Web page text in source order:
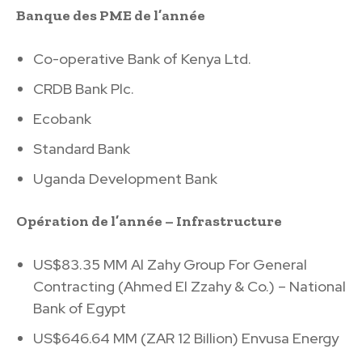
Banque des PME de l’année
Co-operative Bank of Kenya Ltd.
CRDB Bank Plc.
Ecobank
Standard Bank
Uganda Development Bank
Opération de l’année – Infrastructure
US$83.35 MM Al Zahy Group For General
Contracting (Ahmed El Zzahy & Co.) – National
Bank of Egypt
US$646.64 MM (ZAR 12 Billion) Envusa Energy